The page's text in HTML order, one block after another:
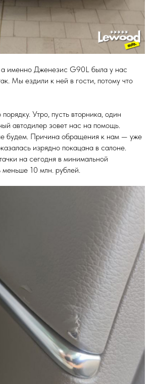
именно Дженезис G90L была у нас
Мы ездили к ней в гости, потому что
Утро, пусть вторника, один
автодилер зовет нас на помощь.
будем. Причина обращения к нам — уже
изрядно покацана в салоне.
на сегодня в минимальной
меньше 10 млн. рублей.